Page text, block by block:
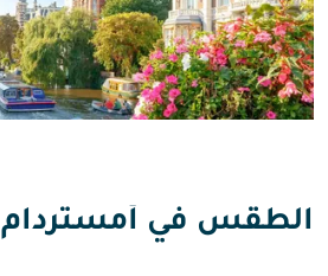
الطقس في أمستردام